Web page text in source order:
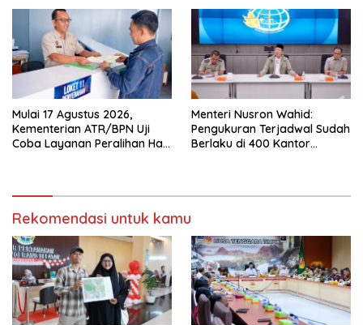
Berintegritas
Mulai 17 Agustus 2026,
Kementerian ATR/BPN Uji
Coba Layanan Peralihan Hak
Menteri Nusron Wahid:
Pengukuran Terjadwal Sudah
Berlaku di 400 Kantor
Rekomendasi untuk kamu